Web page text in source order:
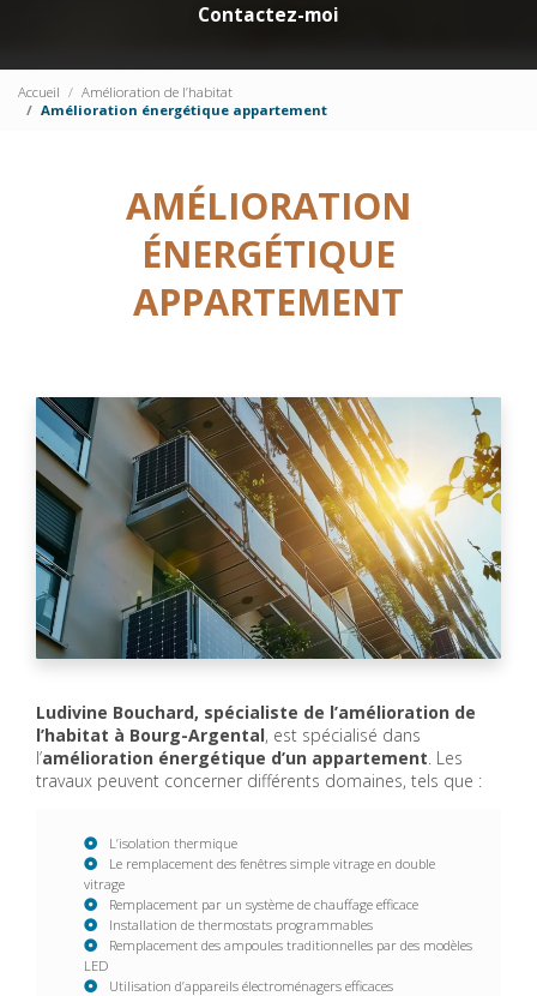
Contactez-moi
Accueil
Amélioration de l’habitat
Amélioration énergétique appartement
AMÉLIORATION
ÉNERGÉTIQUE
APPARTEMENT
Ludivine Bouchard, spécialiste de l’amélioration de
l’habitat à Bourg-Argental, est spécialisé dans
l’amélioration énergétique d’un appartement. Les
travaux peuvent concerner différents domaines, tels que :
L’isolation thermique
Le remplacement des fenêtres simple vitrage en double
vitrage
Remplacement par un système de chauffage efficace
Installation de thermostats programmables
Remplacement des ampoules traditionnelles par des modèles
LED
Utilisation d’appareils électroménagers efficaces